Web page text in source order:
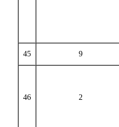
45 9
46 2